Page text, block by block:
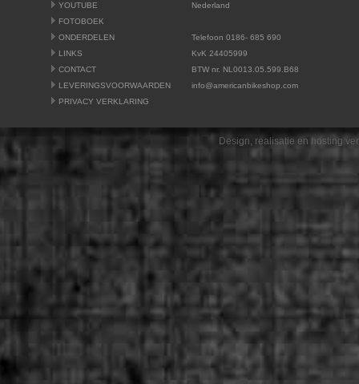
YOUTUBE
FOTOBOEK
ONDERDELEN
LINKS
CONTACT
LEVERINGSVOORWAARDEN
PRIVACY VERKLARING
Nederland
Telefoon 0186- 685 690
KvK 24405999
BTW nr. NL0013.05.599.B68
info@americanbikeshop.com
Design, realisatie en hosting